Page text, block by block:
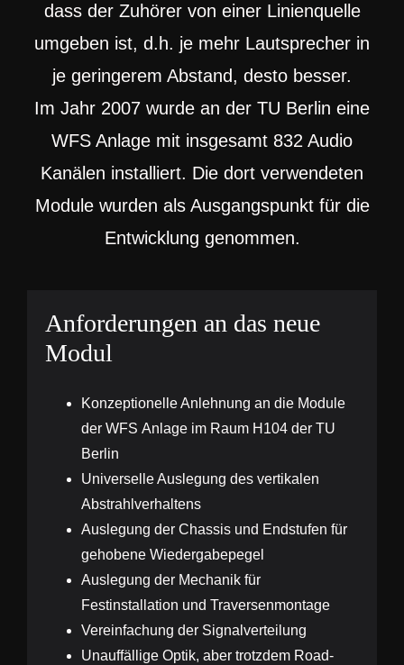
dass der Zuhörer von einer Linienquelle
umgeben ist, d.h. je mehr Lautsprecher in
je geringerem Abstand, desto besser.
Im Jahr 2007 wurde an der TU Berlin eine
WFS Anlage mit insgesamt 832 Audio
Kanälen installiert. Die dort verwendeten
Module wurden als Ausgangspunkt für die
Entwicklung genommen.
Anforderungen an das neue
Modul
Konzeptionelle Anlehnung an die Module
der WFS Anlage im Raum H104 der TU
Berlin
Universelle Auslegung des vertikalen
Abstrahlverhaltens
Auslegung der Chassis und Endstufen für
gehobene Wiedergabepegel
Auslegung der Mechanik für
Festinstallation und Traversenmontage
Vereinfachung der Signalverteilung
Unauffällige Optik, aber trotzdem Road-